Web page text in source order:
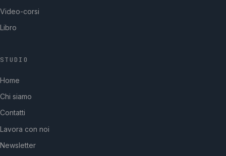
Video-corsi
Libro
STUDIO
Home
Chi siamo
Contatti
Lavora con noi
Newsletter